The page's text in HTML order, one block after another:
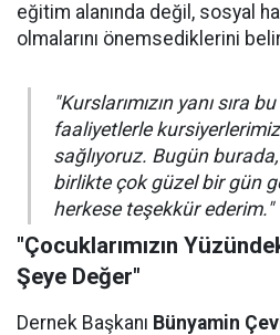
eğitim alanında değil, sosyal
olmalarını önemsediklerini
"Kurslarımızın yanı sıra
faaliyetlerle
sağlıyoruz. Bugün
birlikte çok güzel bir gün
herkese teşekkür ederim."
"Çocuklarımızın
Şeye Değer"
Dernek Başkanı Bünyamin